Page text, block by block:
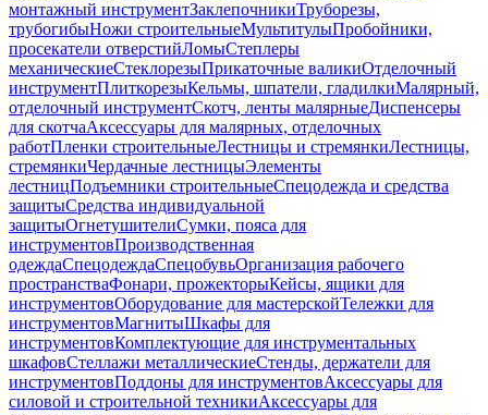
монтажный инструментЗаклепочникиТруборезы,
трубогибыНожи строительныеМультитулыПробойники,
просекатели отверстийЛомыСтеплеры
механическиеСтеклорезыПрикаточные валикиОтделочный
инструментПлиткорезыКельмы, шпатели, гладилкиМалярный,
отделочный инструментСкотч, ленты малярныеДиспенсеры
для скотчаАксессуары для малярных, отделочных
работПленки строительныеЛестницы и стремянкиЛестницы,
стремянкиЧердачные лестницыЭлементы
лестницПодъемники строительныеСпецодежда и средства
защитыСредства индивидуальной
защитыОгнетушителиСумки, пояса для
инструментовПроизводственная
одеждаСпецодеждаСпецобувьОрганизация рабочего
пространстваФонари, прожекторыКейсы, ящики для
инструментовОборудование для мастерскойТележки для
инструментовМагнитыШкафы для
инструментовКомплектующие для инструментальных
шкафовСтеллажи металлическиеСтенды, держатели для
инструментовПоддоны для инструментовАксессуары для
силовой и строительной техникиАксессуары для